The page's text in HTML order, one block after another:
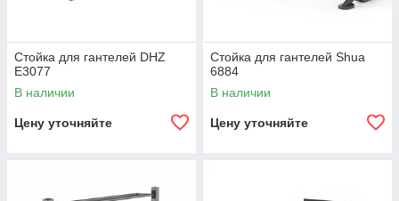
Стойка для гантелей DHZ
E3077
В наличии
Цену уточняйте
Стойка для гантелей Shua
6884
В наличии
Цену уточняйте